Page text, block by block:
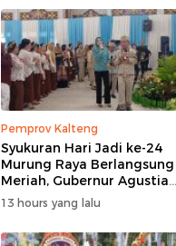
Pemprov Kalteng
Syukuran Hari Jadi ke-24
Murung Raya Berlangsung
Meriah, Gubernur Agustiar
Sabran Hibur Masyarakat
13 hours yang lalu